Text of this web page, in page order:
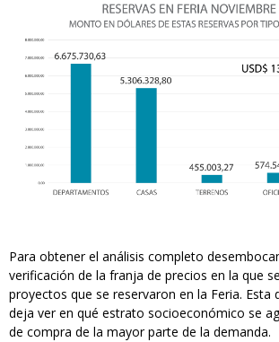
Para obtener el análisis completo
verificación de la franja de precios en la que
proyectos que se reservaron en la Feria. Esta
deja ver en qué estrato socioeconómico se
de compra de la mayor parte de la demanda.